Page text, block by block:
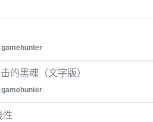
gamehunter
的黑魂（文字版）
gamehunter
性